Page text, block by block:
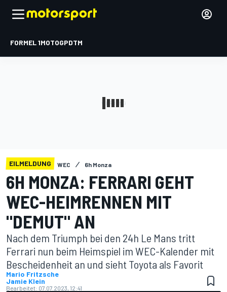
FORMEL 1MOTOGPDTM
EILMELDUNG WEC 6h Monza
6H MONZA: FERRARI GEHT
WEC-HEIMRENNEN MIT
"DEMUT" AN
Nach dem Triumph bei den 24h Le Mans tritt
Ferrari nun beim Heimspiel im WEC-Kalender mit
Bescheidenheit an und sieht Toyota als Favorit
Mario Fritzsche
Jamie Klein
Bearbeitet: 07.07.2023, 12:41